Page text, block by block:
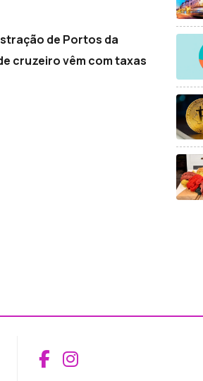
de Portos da
cruzeiro vêm com taxas
Aceder ao
Aceder ao